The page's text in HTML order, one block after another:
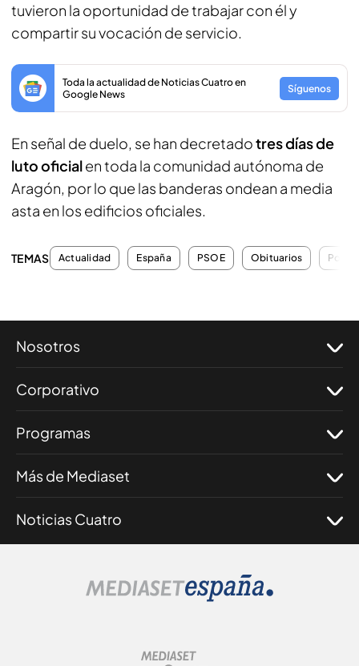
tuvieron la oportunidad de trabajar con él y
compartir su vocación de servicio.
Toda la actualidad de Noticias Cuatro en
Google News
Síguenos
En señal de duelo, se han decretadotres días de
luto oficialen toda la comunidad autónoma de
Aragón, por lo que las banderas ondean a media
asta en los edificios oficiales.
TEMAS Actualidad España PSOE Obituarios
Nosotros
Corporativo
Programas
Más de Mediaset
Noticias Cuatro